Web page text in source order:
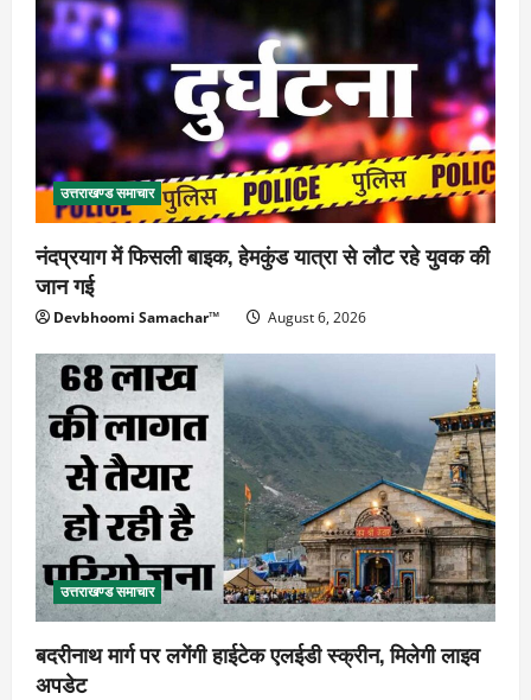
उत्तराखण्ड समाचार
नंदप्रयाग में फिसली बाइक, हेमकुंड यात्रा से लौट रहे युवक की
जान गई
Devbhoomi Samachar™ August 6, 2026
उत्तराखण्ड समाचार
बदरीनाथ मार्ग पर लगेंगी हाईटेक एलईडी स्क्रीन, मिलेगी लाइव
अपडेट